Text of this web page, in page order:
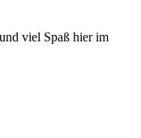
viel Spaß hier im